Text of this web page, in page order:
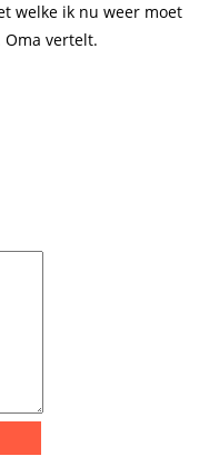
welke ik nu weer moet
Oma vertelt.